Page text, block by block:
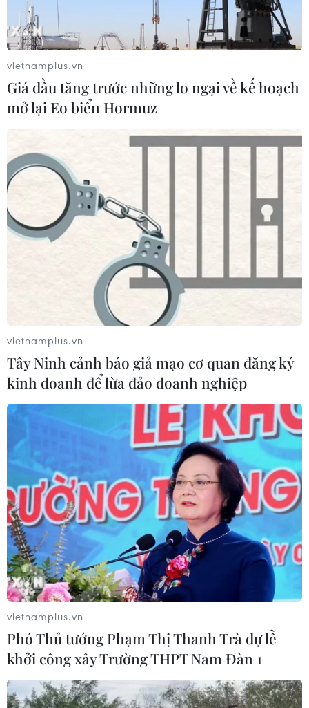
vietnamplus.vn
Giá dầu tăng trước những lo ngại về kế hoạch
mở lại Eo biển Hormuz
vietnamplus.vn
Tây Ninh cảnh báo giả mạo cơ quan đăng ký
kinh doanh để lừa đảo doanh nghiệp
vietnamplus.vn
Phó Thủ tướng Phạm Thị Thanh Trà dự lễ
khởi công xây Trường THPT Nam Đàn 1